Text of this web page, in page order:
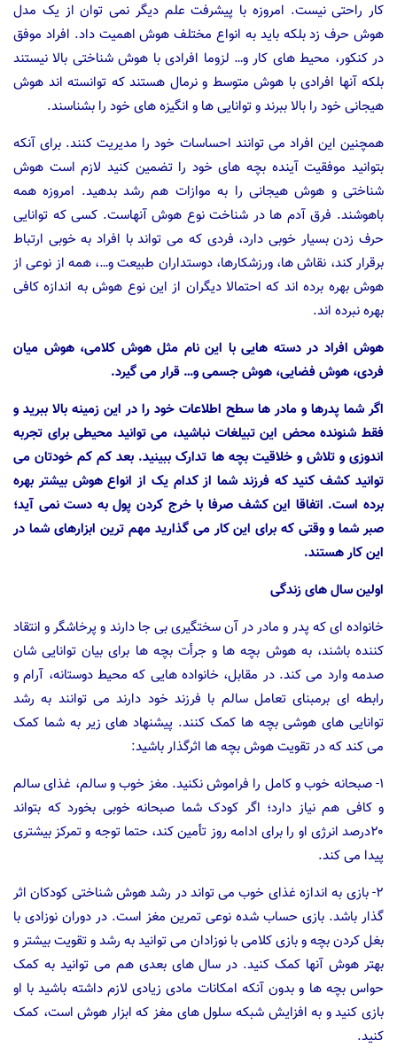
کار راحتی نیست. امروزه با پیشرفت علم دیگر نمی توان از یک مدل
هوش حرف زد بلکه باید به انواع مختلف هوش اهمیت داد. افراد موفق
در کنکور، محیط های کار و… لزوما افرادی با هوش شناختی بالا نیستند
بلکه آنها افرادی با هوش متوسط و نرمال هستند که توانسته اند هوش
هیجانی خود را بالا ببرند و توانایی ها و انگیزه های خود را بشناسند.
همچنین این افراد می توانند احساسات خود را مدیریت کنند. برای آنکه
بتوانید موفقیت آینده بچه های خود را تضمین کنید لازم است هوش
شناختی و هوش هیجانی را به موازات هم رشد بدهید. امروزه همه
باهوشند. فرق آدم ها در شناخت نوع هوش آنهاست. کسی که توانایی
حرف زدن بسیار خوبی دارد، فردی که می تواند با افراد به خوبی ارتباط
برقرار کند، نقاش ها، ورزشکارها، دوستداران طبیعت و…، همه از نوعی از
هوش بهره برده اند که احتمالا دیگران از این نوع هوش به اندازه کافی
بهره نبرده اند.
هوش افراد در دسته هایی با این نام مثل هوش کلامی، هوش میان
فردی، هوش فضایی، هوش جسمی و… قرار می گیرد.
اگر شما پدرها و مادر ها سطح اطلاعات خود را در این زمینه بالا ببرید و
فقط شنونده محض این تبیلغات نباشید، می توانید محیطی برای تجربه
اندوزی و تلاش و خلاقیت بچه ها تدارک ببینید. بعد کم کم خودتان می
توانید کشف کنید که فرزند شما از کدام یک از انواع هوش بیشتر بهره
برده است. اتفاقا این کشف صرفا با خرج کردن پول به دست نمی آید؛
صبر شما و وقتی که برای این کار می گذارید مهم ترین ابزارهای شما در
این کار هستند.
اولین سال های زندگی
خانواده ای که پدر و مادر در آن سختگیری بی جا دارند و پرخاشگر و انتقاد
کننده باشند، به هوش بچه ها و جرأت بچه ها برای بیان توانایی شان
صدمه وارد می کند. در مقابل، خانواده هایی که محیط دوستانه، آرام و
رابطه ای برمبنای تعامل سالم با فرزند خود دارند می توانند به رشد
توانایی های هوشی بچه ها کمک کنند. پیشنهاد های زیر به شما کمک
می کند که در تقویت هوش بچه ها اثرگذار باشید:
۱- صبحانه خوب و کامل را فراموش نکنید. مغز خوب و سالم، غذای سالم
و کافی هم نیاز دارد؛ اگر کودک شما صبحانه خوبی بخورد که بتواند
۲۰درصد انرژی او را برای ادامه روز تأمین کند، حتما توجه و تمرکز بیشتری
پیدا می کند.
۲- بازی به اندازه غذای خوب می تواند در رشد هوش شناختی کودکان اثر
گذار باشد. بازی حساب شده نوعی تمرین مغز است. در دوران نوزادی با
بغل کردن بچه و بازی کلامی با نوزادان می توانید به رشد و تقویت بیشتر و
بهتر هوش آنها کمک کنید. در سال های بعدی هم می توانید به کمک
حواس بچه ها و بدون آنکه امکانات مادی زیادی لازم داشته باشید با او
بازی کنید و به افزایش شبکه سلول های مغز که ابزار هوش است، کمک
کنید.